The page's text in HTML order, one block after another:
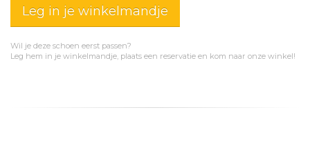
Leg in je winkelmandje
Wil je deze schoen eerst passen?
Leg hem in je winkelmandje, plaats een reservatie en kom naar onze winkel!